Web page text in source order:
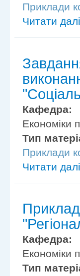
Приклади
Читати далі
Кафедра:
Економіки
Тип
Приклади
Читати далі
Кафедра:
Економіки
Тип